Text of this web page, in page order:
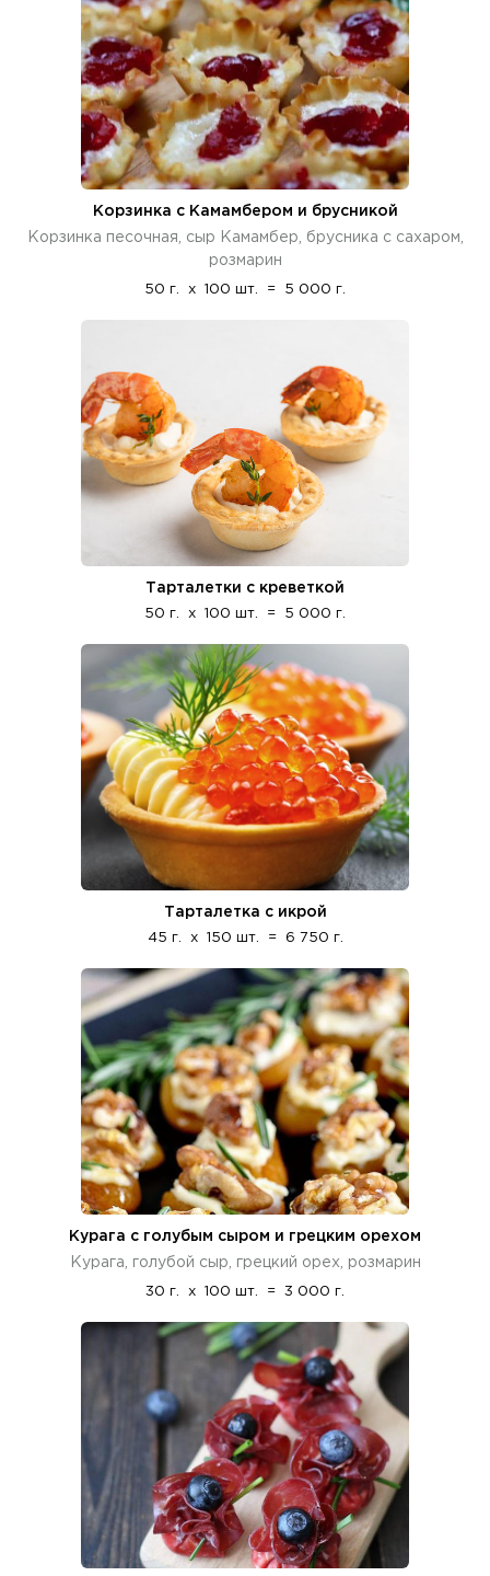
Корзинка с Камамбером и брусникой
Корзинка песочная, сыр Камамбер, брусника с сахаром,
розмарин
50 г. x 100 шт. = 5 000 г.
Тарталетки с креветкой
50 г. x 100 шт. = 5 000 г.
Тарталетка с икрой
45 г. x 150 шт. = 6 750 г.
Курага с голубым сыром и грецким орехом
Курага, голубой сыр, грецкий орех, розмарин
30 г. x 100 шт. = 3 000 г.